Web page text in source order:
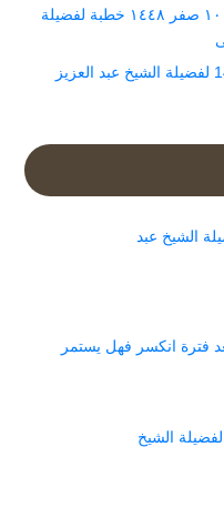
الخطوات العملية في الكمال بالدين في ١٠ صفر ١٤٤٨ خطبة لفضيلة
خطبة الاستسقاء والدعاء 26 محرم 1448 لفضيلة الشيخ عبد العزيز
الشيخ عبد
فترة انكسر فهل يستمر
الشيخ